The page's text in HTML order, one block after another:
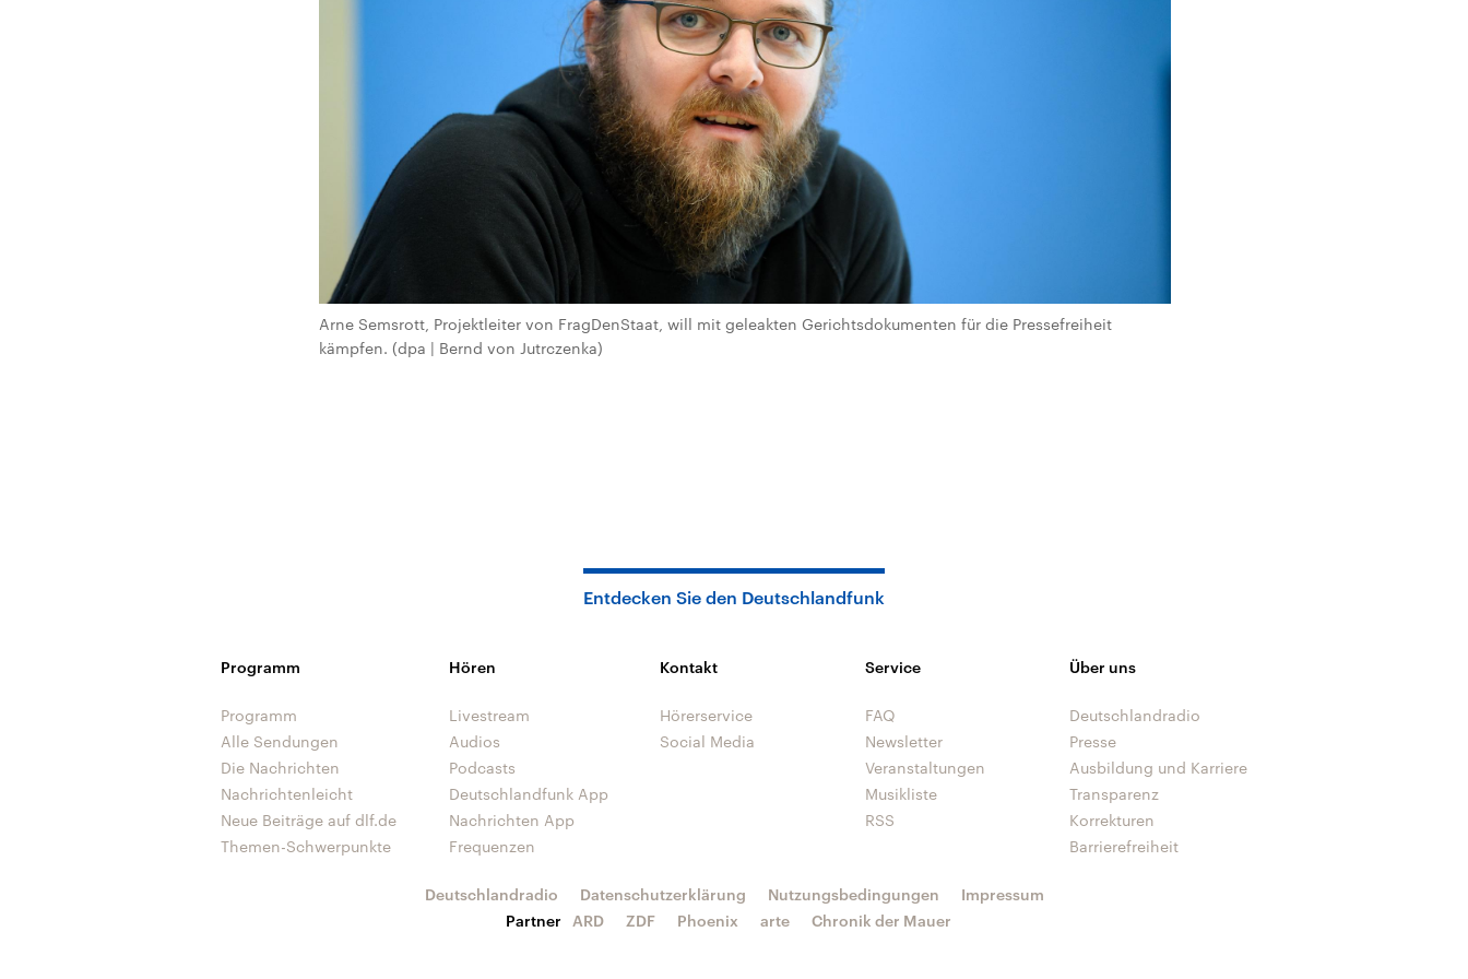
Arne Semsrott, Projektleiter von FragDenStaat, will mit geleakten Gerichtsdokumenten für die Pressefreiheit
kämpfen. (dpa | Bernd von Jutrczenka)
Entdecken Sie den Deutschlandfunk
Programm
Programm
Alle Sendungen
Die Nachrichten
Nachrichtenleicht
Neue Beiträge auf dlf.de
Themen-Schwerpunkte
Hören
Livestream
Audios
Podcasts
Deutschlandfunk App
Nachrichten App
Frequenzen
Kontakt
Hörerservice
Social Media
Service
FAQ
Newsletter
Veranstaltungen
Musikliste
RSS
Über uns
Deutschlandradio
Presse
Ausbildung und Karriere
Transparenz
Korrekturen
Barrierefreiheit
Deutschlandradio Datenschutzerklärung Nutzungsbedingungen
Impressum
Partner
ARD ZDF Phoenix arte Chronik der Mauer